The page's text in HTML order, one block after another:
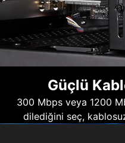
Güçlü
300 Mbps veya 1200
dilediğini seç,